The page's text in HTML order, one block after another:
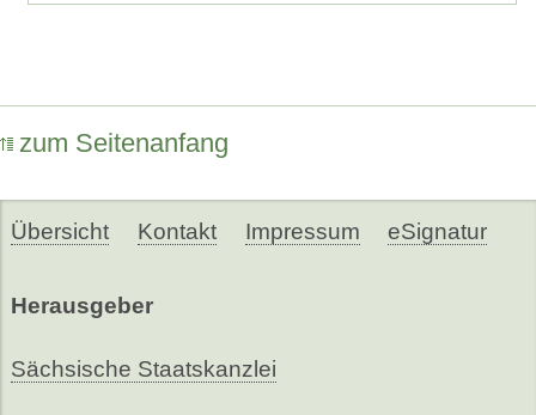
zum Seitenanfang
Übersicht Kontakt Impressum eSignatur
Herausgeber
Sächsische Staatskanzlei